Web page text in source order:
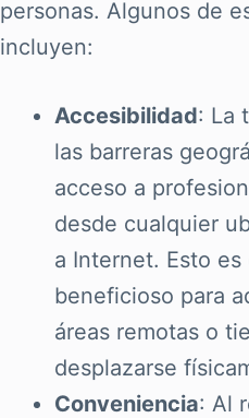
personas. Algunos de
incluyen:
Accesibilidad: La
las barreras
acceso a
desde cualquier
a Internet. Esto
beneficioso para
áreas remotas o
desplazarse
Conveniencia: Al